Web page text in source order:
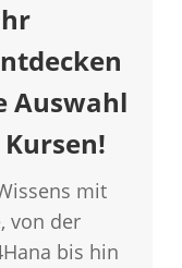
Auswahl
mit
von der
bis hin